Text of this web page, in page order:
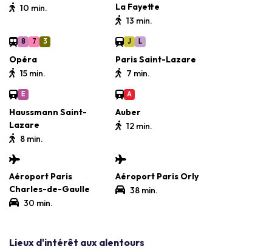
10 min.
La Fayette
13 min.
8 7 3
Opéra
15 min.
J L
Paris Saint-Lazare
7 min.
E
Haussmann Saint-
Lazare
8 min.
A
Auber
12 min.
Aéroport Paris
Charles-de-Gaulle
30 min.
Aéroport Paris Orly
38 min.
Lieux d'intérêt aux alentours